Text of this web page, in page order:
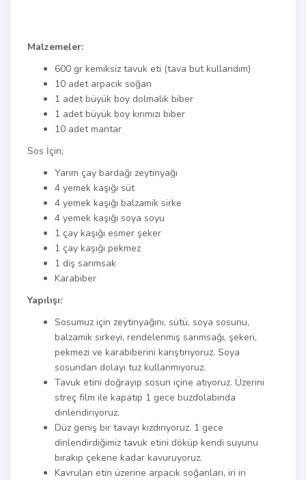
Malzemeler:
600 gr kemiksiz tavuk eti (tava but kullandım)
10 adet arpacık soğan
1 adet büyük boy dolmalık biber
1 adet büyük boy kırımızı biber
10 adet mantar
Sos İçin;
Yarım çay bardağı zeytinyağı
4 yemek kaşığı süt
4 yemek kaşığı balzamik sirke
4 yemek kaşığı soya soyu
1 çay kaşığı esmer şeker
1 çay kaşığı pekmez
1 diş sarımsak
Karabiber
Yapılışı:
Sosumuz için zeytinyağını, sütü, soya sosunu,
balzamik sirkeyi, rendelenmiş sarımsağı, şekeri,
pekmezi ve karabiberini karıştırıyoruz. Soya
sosundan dolayı tuz kullanmıyoruz.
Tavuk etini doğrayıp sosun içine atıyoruz. Üzerini
streç film ile kapatıp 1 gece buzdolabında
dinlendiriyoruz.
Düz geniş bir tavayı kızdırıyoruz. 1 gece
dinlendirdiğimiz tavuk etini döküp kendi suyunu
bırakıp çekene kadar kavuruyoruz.
Kavrulan etin üzerine arpacık soğanları, iri iri